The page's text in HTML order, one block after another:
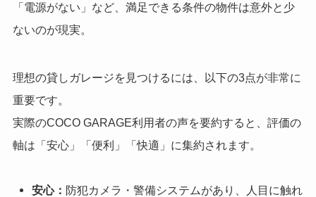
「電源がない」など、満足できる条件の物件は意外と少
ないのが現実。
理想の貸しガレージを見つけるには、以下の3点が非常に
重要です。
実際のCOCO GARAGE利用者の声を要約すると、評価の
軸は「安心」「便利」「快適」に集約されます。
安心： 防犯カメラ・警備システムがあり、人目に触れ